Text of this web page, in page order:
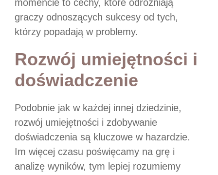
momencie to cechy, które odróżniają
graczy odnoszących sukcesy od tych,
którzy popadają w problemy.
Rozwój umiejętności i
doświadczenie
Podobnie jak w każdej innej dziedzinie,
rozwój umiejętności i zdobywanie
doświadczenia są kluczowe w hazardzie.
Im więcej czasu poświęcamy na grę i
analizę wyników, tym lepiej rozumiemy